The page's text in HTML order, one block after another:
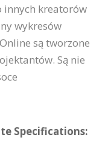
innych kreatorów
wykresów
są tworzone
Są nie
Specifications: